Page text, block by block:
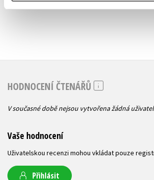
HODNOCENÍ ČTENÁŘŮ
V současné době nejsou vytvořena žádná
Vaše hodnocení
Uživatelskou recenzi mohou vkládat pouze
Přihlásit